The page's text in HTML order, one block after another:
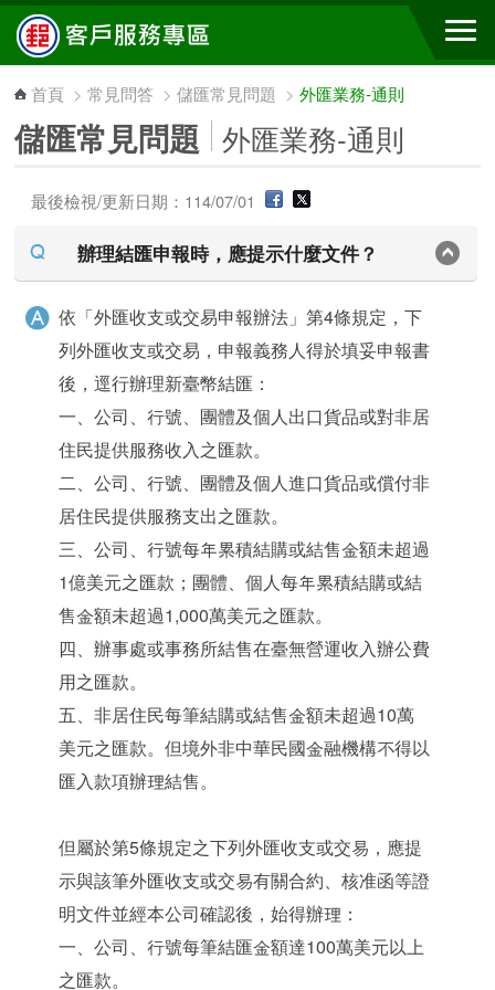
跳到主要內容區塊
首頁 >常見問答 >儲匯常見問題 >外匯業務-通則
儲匯常見問題 外匯業務-通則
最後檢視/更新日期：114/07/01
辦理結匯申報時，應提示什麼文件？
依「外匯收支或交易申報辦法」第4條規定，下
列外匯收支或交易，申報義務人得於填妥申報書
後，逕行辦理新臺幣結匯：
一、公司、行號、團體及個人出口貨品或對非居
住民提供服務收入之匯款。
二、公司、行號、團體及個人進口貨品或償付非
居住民提供服務支出之匯款。
三、公司、行號每年累積結購或結售金額未超過
1億美元之匯款；團體、個人每年累積結購或結
售金額未超過1,000萬美元之匯款。
四、辦事處或事務所結售在臺無營運收入辦公費
用之匯款。
五、非居住民每筆結購或結售金額未超過10萬
美元之匯款。但境外非中華民國金融機構不得以
匯入款項辦理結售。
但屬於第5條規定之下列外匯收支或交易，應提
示與該筆外匯收支或交易有關合約、核准函等證
明文件並經本公司確認後，始得辦理：
一、公司、行號每筆結匯金額達100萬美元以上
之匯款。